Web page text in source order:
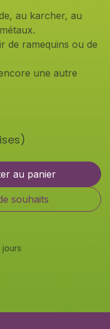
au karcher, au
de ramequins ou de
une autre
au panier
souhaits